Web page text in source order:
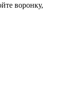
воронку,